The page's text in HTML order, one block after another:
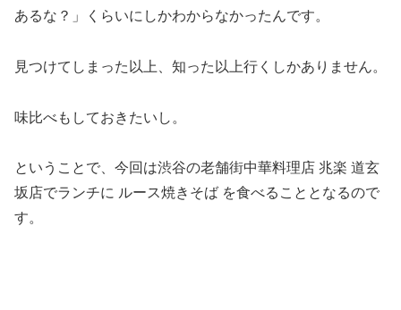
あるな？」くらいにしかわからなかったんです。
見つけてしまった以上、知った以上行くしかありません。
味比べもしておきたいし。
ということで、今回は渋谷の老舗街中華料理店 兆楽 道玄
坂店でランチに ルース焼きそば を食べることとなるので
す。